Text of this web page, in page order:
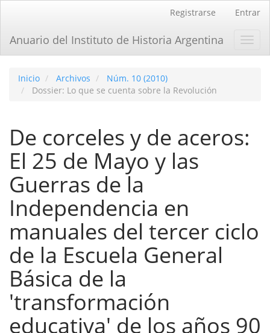
principal
Barra
Registrarse Entrar
Anuario del Instituto de Historia Argentina
Inicio Archivos
Núm. 10 (2010)
Dossier: Lo que se cuenta sobre la Revolución
De corceles y de aceros:
El 25 de Mayo y las
Guerras de la
Independencia en
manuales del tercer ciclo
de la Escuela General
Básica de la
'transformación
educativa' de los años 90